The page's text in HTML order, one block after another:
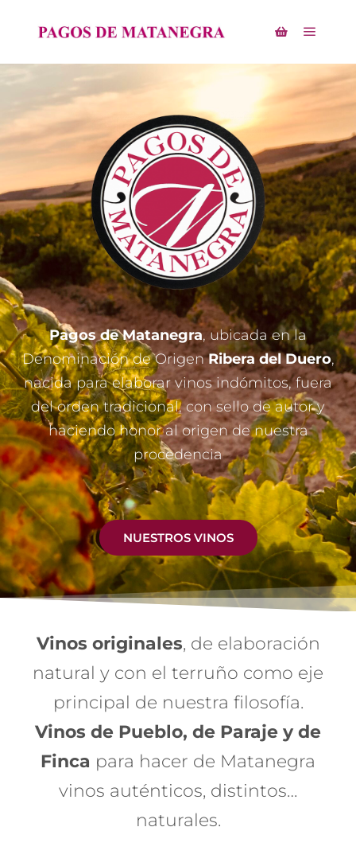
Pagos de Matanegra, ubicada en la
Denominación de OrigenRibera del Duero,
nacida para elaborar vinos indómitos, fuera
del orden tradicional, con sello de autor y
haciendo honor al origen de nuestra
procedencia
NUESTROS VINOS
Vinos originales, de elaboración
natural y con el terruño como eje
principal de nuestra filosofía.
Vinos de Pueblo, de Paraje y de
Finca para hacer de Matanegra
vinos auténticos, distintos…
naturales.